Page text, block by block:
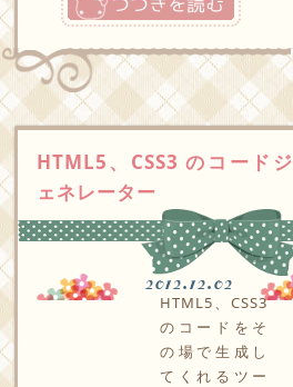
HTML5、CSS3 のコードジ
ェネレーター
2012.12.02
HTML5、CSS3
のコードをそ
の場で生成し
てくれるツー